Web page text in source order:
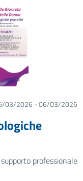
03/2026 - 06/03/2026
professionale